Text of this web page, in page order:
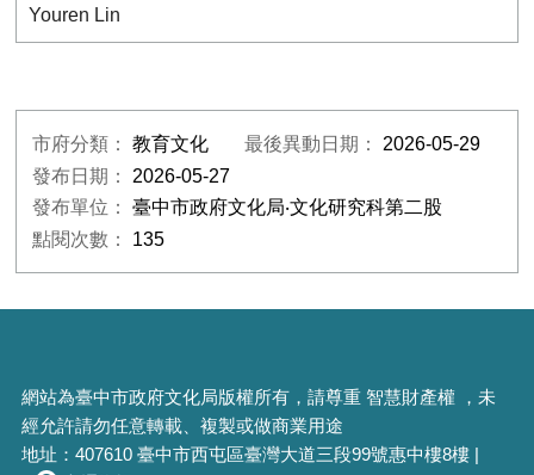
Youren Lin
市府分類：教育文化 最後異動日期： 2026-05-29
發布日期： 2026-05-27
發布單位：臺中市政府文化局‧文化研究科第二股
點閱次數： 135
網站為臺中市政府文化局版權所有，請尊重 智慧財產權 ，未
經允許請勿任意轉載、複製或做商業用途
地址：407610 臺中市西屯區臺灣大道三段99號惠中樓8樓 |